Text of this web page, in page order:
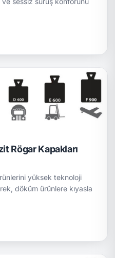
Rögar Kapakları
yüksek teknoloji
döküm ürünlere kıyasla